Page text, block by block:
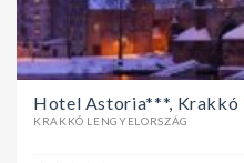
Hotel Astoria***, Krakkó
KRAKKÓ LENGYELORSZÁG